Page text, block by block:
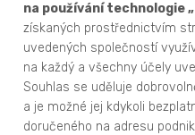
na používání technologie
získaných prostřednictvím
uvedených společností
na každý a všechny účely
Souhlas se uděluje
a je možné jej kdykoli
doručeného na adresu